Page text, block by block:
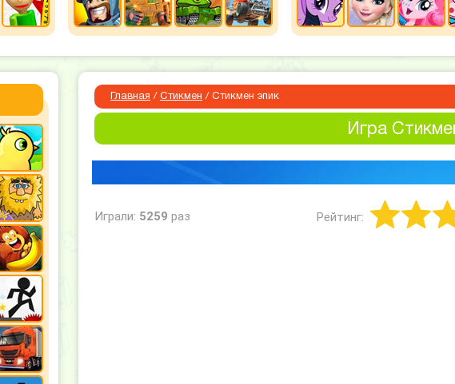
Главная / Стикмен / Стикмен эпик
Игра
Играли: 5259 раз Рейтинг: